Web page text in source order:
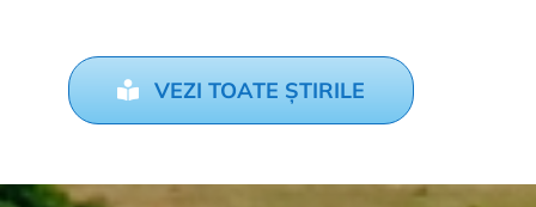
VEZI TOATE ȘTIRILE